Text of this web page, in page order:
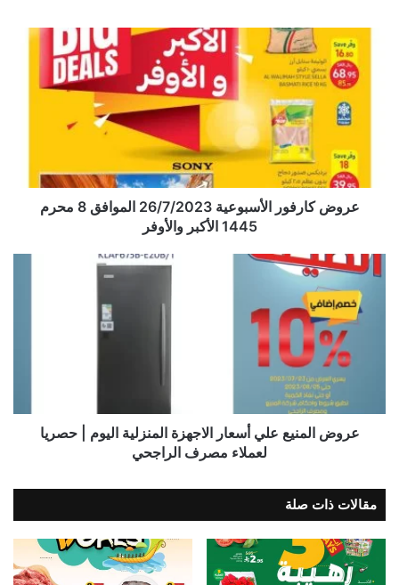
عروض كارفور الأسبوعية 26/7/2023 الموافق 8 محرم
1445 الأكبر والأوفر
عروض المنيع علي أسعار الاجهزة المنزلية اليوم | حصريا
لعملاء مصرف الراجحي
مقالات ذات صلة